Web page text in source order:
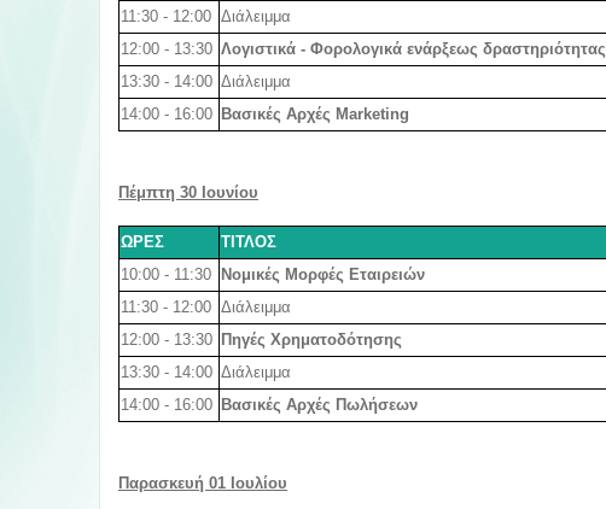
11:30 - 12:00 Διάλειμμα
12:00 - 13:30 Λογιστικά - Φορολογικά ενάρξεως δραστηριότητας
13:30 - 14:00 Διάλειμμα
14:00 - 16:00
Βασικές Αρχές Marketing
Πέμπτη 30 Ιουνίου
ΩΡΕΣ ΤΙΤΛΟΣ
10:00 - 11:30
Νομικές Μορφές Εταιρειών
11:30 - 12:00 Διάλειμμα
12:00 - 13:30
Πηγές Χρηματοδότησης
13:30 - 14:00 Διάλειμμα
14:00 - 16:00
Βασικές Αρχές Πωλήσεων
Παρασκευή 01 Ιουλίου